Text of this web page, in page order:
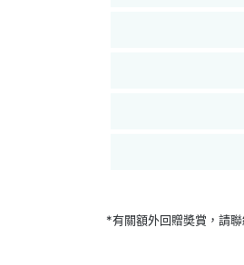
*有關額外回贈奬賞，請聯